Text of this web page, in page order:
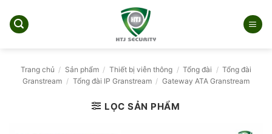
qua
Trang chủ / Sản phẩm / Thiết bị viễn thông / Tổng đài / Tổng đài
Granstream / Tổng đài IP Granstream / Gateway ATA Granstream
LỌC SẢN PHẨM